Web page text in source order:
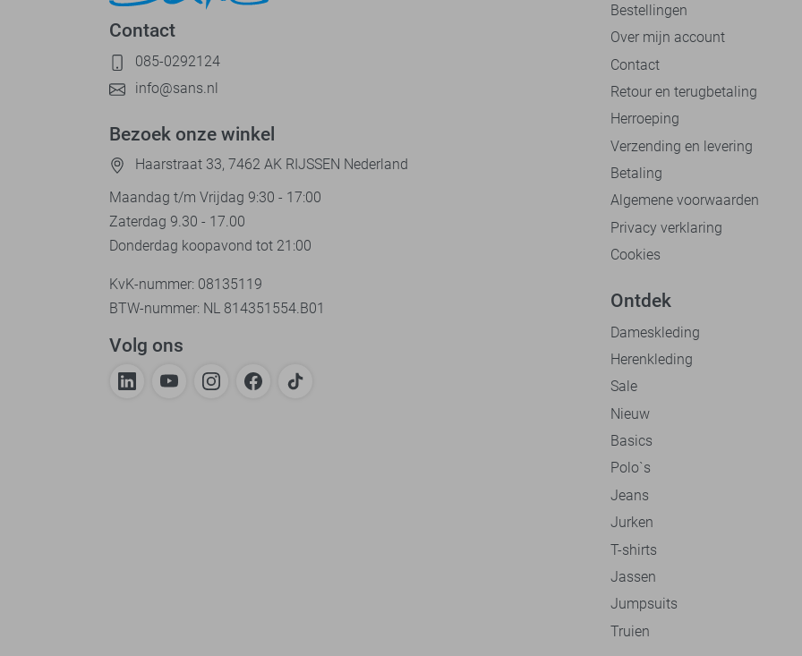
Contact
085-0292124
info@sans.nl
Bezoek onze winkel
Haarstraat 33, 7462 AK RIJSSEN Nederland
Maandag t/m Vrijdag 9:30 - 17:00
Zaterdag 9.30 - 17.00
Donderdag koopavond tot 21:00
KvK-nummer: 08135119
BTW-nummer: NL 814351554.B01
Volg ons
Bestellingen
Over mijn account
Contact
Retour en terugbetaling
Herroeping
Verzending en levering
Betaling
Algemene voorwaarden
Privacy verklaring
Cookies
Ontdek
Dameskleding
Herenkleding
Sale
Nieuw
Basics
Polo`s
Jeans
Jurken
T-shirts
Jassen
Jumpsuits
Truien